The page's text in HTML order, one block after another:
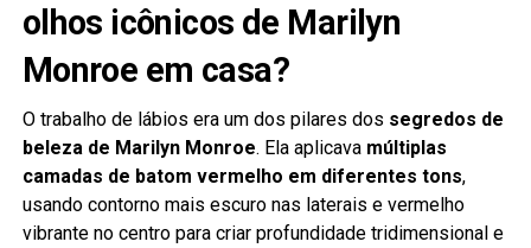
olhos icônicos de Marilyn
Monroe em casa?
O trabalho de lábios era um dos pilares dos segredos de
beleza de Marilyn Monroe. Ela aplicava múltiplas
camadas de batom vermelho em diferentes tons,
usando contorno mais escuro nas laterais e vermelho
vibrante no centro para criar profundidade tridimensional e